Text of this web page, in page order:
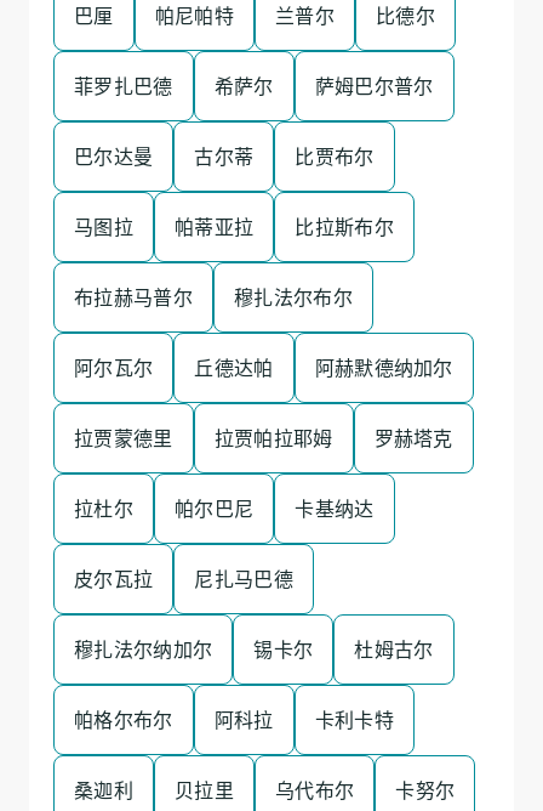
巴厘 帕尼帕特 兰普尔 比德尔
菲罗扎巴德 希萨尔 萨姆巴尔普尔
巴尔达曼 古尔蒂 比贾布尔
马图拉 帕蒂亚拉 比拉斯布尔
布拉赫马普尔 穆扎法尔布尔
阿尔瓦尔 丘德达帕 阿赫默德纳加尔
拉贾蒙德里 拉贾帕拉耶姆 罗赫塔克
拉杜尔 帕尔巴尼 卡基纳达
皮尔瓦拉 尼扎马巴德
穆扎法尔纳加尔 锡卡尔 杜姆古尔
帕格尔布尔 阿科拉 卡利卡特
桑迦利 贝拉里 乌代布尔 卡努尔